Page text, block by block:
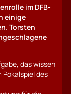
im DFB-
einige
Torsten
das wissen
Pokalspiel des